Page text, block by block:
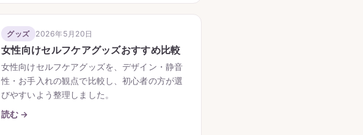
グッズ 2026年5月20日
女性向けセルフケアグッズおすすめ比較
女性向けセルフケアグッズを、デザイン・静音
性・お手入れの観点で比較し、初心者の方が選
びやすいよう整理しました。
読む →